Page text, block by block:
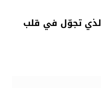
تجوّل في قلب